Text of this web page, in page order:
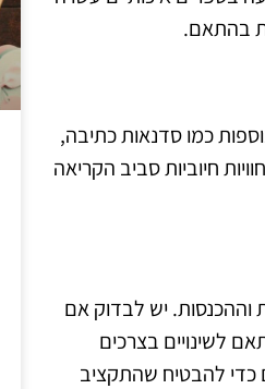
בהתאם.
כמו סדנאות כתיבה,
חיוביות סביב הקריאה
וההכנסות. יש לבדוק אם
לשינויים בצרכים
כדי להבטיח שהתקציב